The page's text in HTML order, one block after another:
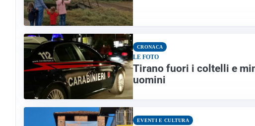
CRONACA
LE FOTO
Tirano fuori i coltelli e
uomini
EVENTI E CULTURA